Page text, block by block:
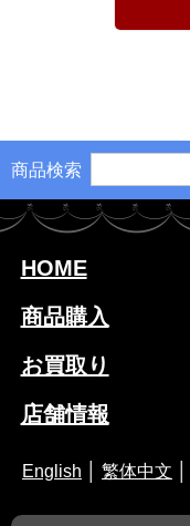
商品検索
HOME
商品購入
お買取り
店舗情報
English 繁体中文